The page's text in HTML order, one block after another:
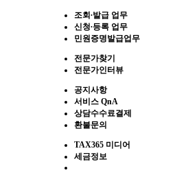
조회∙발급 업무
신청∙등록 업무
민원증명발급업무
전문가찾기
전문가인터뷰
공지사항
서비스 QnA
상담수수료결제
환불문의
TAX365 미디어
세금정보